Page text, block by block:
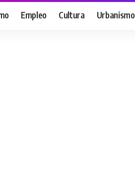
Empleo Cultura Urbanismo